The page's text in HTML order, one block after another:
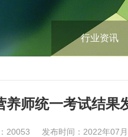
行业资讯
养师统一考试结果
20053 发布时间：2022年07